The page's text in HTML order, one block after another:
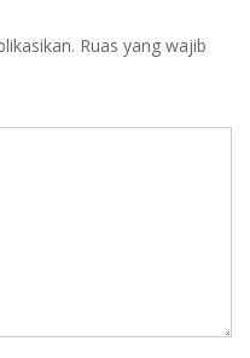
Ruas yang wajib